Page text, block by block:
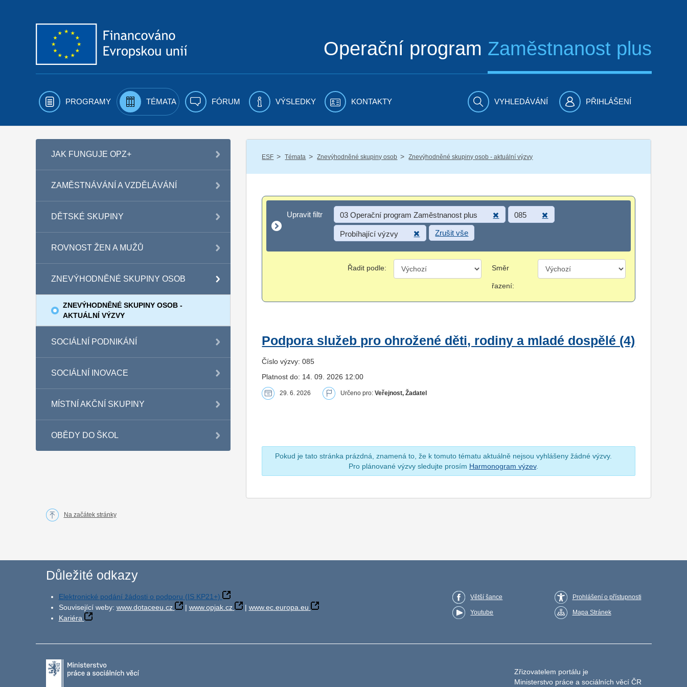
Operační program Zaměstnanost plus
PROGRAMY TÉMATA FÓRUM VÝSLEDKY KONTAKTY VYHLEDÁVÁNÍ PŘIHLÁŠENÍ
JAK FUNGUJE OPZ+
ZAMĚSTNÁVÁNÍ A VZDĚLÁVÁNÍ
DĚTSKÉ SKUPINY
ROVNOST ŽEN A MUŽŮ
ZNEVÝHODNĚNÉ SKUPINY OSOB
ZNEVÝHODNĚNÉ SKUPINY OSOB -
AKTUÁLNÍ VÝZVY
SOCIÁLNÍ PODNIKÁNÍ
SOCIÁLNÍ INOVACE
MÍSTNÍ AKČNÍ SKUPINY
OBĚDY DO ŠKOL
ESF / Témata / Znevýhodněné skupiny osob / Znevýhodněné skupiny osob - aktuální výzvy
Upravit filtr
Upravit filtr 03 Operační program Zaměstnanost plus 085
Probíhající výzvy Zrušit vše
Řadit podle: Směr
řazení:
Podpora služeb pro ohrožené děti, rodiny a mladé dospělé (4)
Číslo výzvy: 085
Platnost do: 14. 09. 2026 12:00
29. 6. 2026 Určeno pro:Veřejnost, Žadatel
Pokud je tato stránka prázdná, znamená to, že k tomuto tématu aktuálně nejsou vyhlášeny žádné výzvy.
Pro plánované výzvy sledujte prosím Harmonogram výzev.
Na začátek stránky
Důležité odkazy
Elektronické podání žádosti o podporu (IS KP21+)
Související weby: www.dotaceeu.cz | www.opjak.cz | www.ec.europa.eu
Kariéra
Větší šance
Youtube
Prohlášení o přístupnosti
Mapa Stránek
Zřizovatelem portálu je
Ministerstvo práce a sociálních věcí ČR